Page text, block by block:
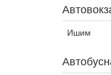
Ишим